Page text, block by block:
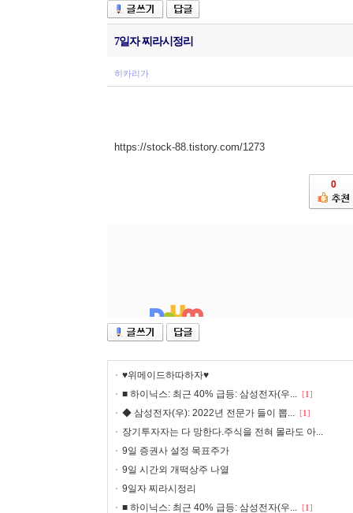
7일자 찌라시정리
히카리가
https://stock-88.tistory.com/1273
0
♥위메이드하따하자♥
■ 하이닉스: 최근 40% 급등: 삼성전자(우... [1]
◆ 삼성전자(우): 2022년 전문가 들이 뽑... [1]
장기투자자는 다 망한다.주식을 전혀 몰라도 아...
9일 증권사 설정 목표주가
9일 시간외 개떡상주 나열
9일자 찌라시정리
■ 하이닉스: 최근 40% 급등: 삼성전자(우... [1]